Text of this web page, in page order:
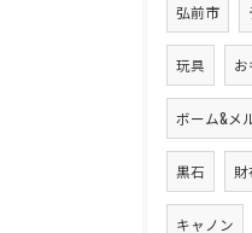
弘前市
玩具 お
ボーム&メ
黒石 財
キャノン